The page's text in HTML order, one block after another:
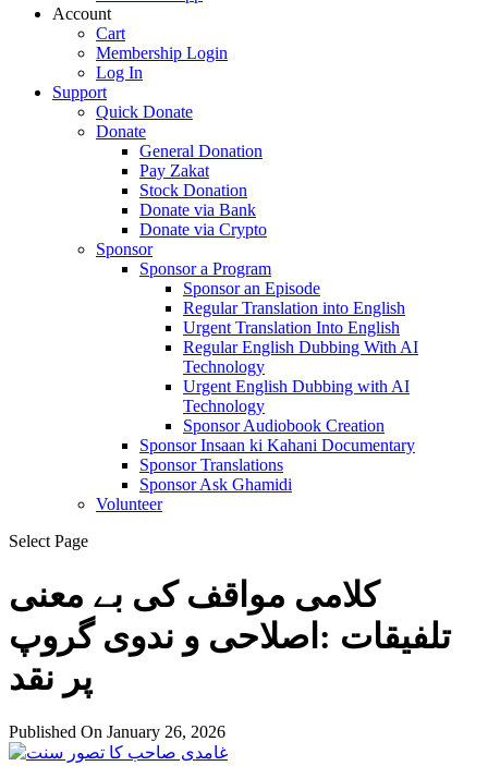
Account
Cart
Membership Login
Log In
Support
Quick Donate
Donate
General Donation
Pay Zakat
Stock Donation
Donate via Bank
Donate via Crypto
Sponsor
Sponsor a Program
Sponsor an Episode
Regular Translation into English
Urgent Translation Into English
Regular English Dubbing With AI
Technology
Urgent English Dubbing with AI
Technology
Sponsor Audiobook Creation
Sponsor Insaan ki Kahani Documentary
Sponsor Translations
Sponsor Ask Ghamidi
Volunteer
Select Page
کلامی مواقف کی بے معنی
تلفیقات :اصلاحی و ندوی گروپ
پر نقد
Published On January 26, 2026